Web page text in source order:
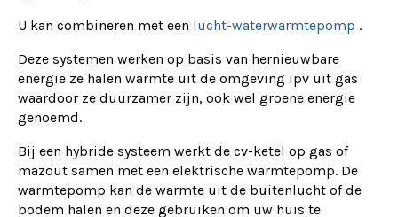
U kan combineren met een lucht-waterwarmtepomp .
Deze systemen werken op basis van hernieuwbare
energie ze halen warmte uit de omgeving ipv uit gas
waardoor ze duurzamer zijn, ook wel groene energie
genoemd.
Bij een hybride systeem werkt de cv-ketel op gas of
mazout samen met een elektrische warmtepomp. De
warmtepomp kan de warmte uit de buitenlucht of de
bodem halen en deze gebruiken om uw huis te